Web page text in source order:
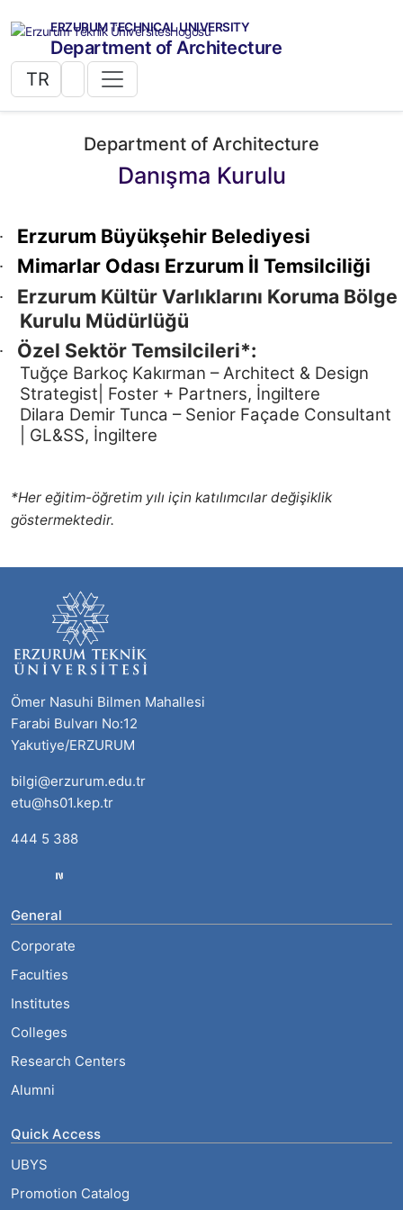
ERZURUM TECHNICAL UNIVERSITY
Department of Architecture
TR
Department of Architecture
Danışma Kurulu
Erzurum Büyükşehir Belediyesi
Mimarlar Odası Erzurum İl Temsilciliği
Erzurum Kültür Varlıklarını Koruma Bölge
Kurulu Müdürlüğü
Özel Sektör Temsilcileri*:
Tuğçe Barkoç Kakırman – Architect & Design
Strategist| Foster + Partners, İngiltere
Dilara Demir Tunca – Senior Façade Consultant
| GL&SS, İngiltere
*Her eğitim-öğretim yılı için katılımcılar değişiklik
göstermektedir.
Ömer Nasuhi Bilmen Mahallesi
Farabi Bulvarı No:12
Yakutiye/ERZURUM
bilgi@erzurum.edu.tr
etu@hs01.kep.tr
444 5 388
General
Corporate
Faculties
Institutes
Colleges
Research Centers
Alumni
Quick Access
UBYS
Promotion Catalog